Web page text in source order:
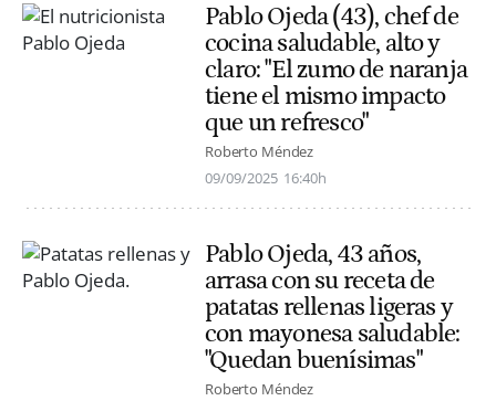
Pablo Ojeda (43), chef de
cocina saludable, alto y
claro: "El zumo de naranja
tiene el mismo impacto
que un refresco"
Roberto Méndez
09/09/2025 16:40h
Pablo Ojeda, 43 años,
arrasa con su receta de
patatas rellenas ligeras y
con mayonesa saludable:
"Quedan buenísimas"
Roberto Méndez